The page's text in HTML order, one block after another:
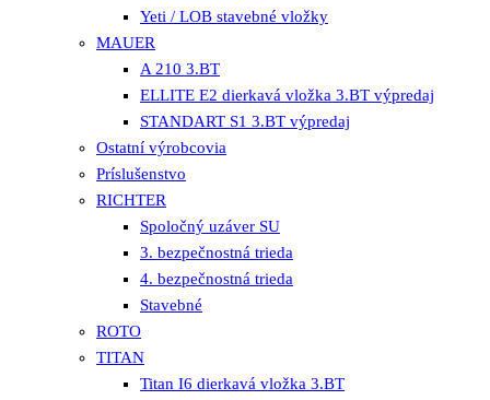
Yeti / LOB stavebné vložky
MAUER
A 210 3.BT
ELLITE E2 dierkavá vložka 3.BT výpredaj
STANDART S1 3.BT výpredaj
Ostatní výrobcovia
Príslušenstvo
RICHTER
Spoločný uzáver SU
3. bezpečnostná trieda
4. bezpečnostná trieda
Stavebné
ROTO
TITAN
Titan I6 dierkavá vložka 3.BT